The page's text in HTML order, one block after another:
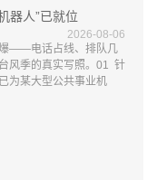
器人”已就位
2026-08-06
——电话占线、排队几
风季的真实写照。01 针
为某大型公共事业机